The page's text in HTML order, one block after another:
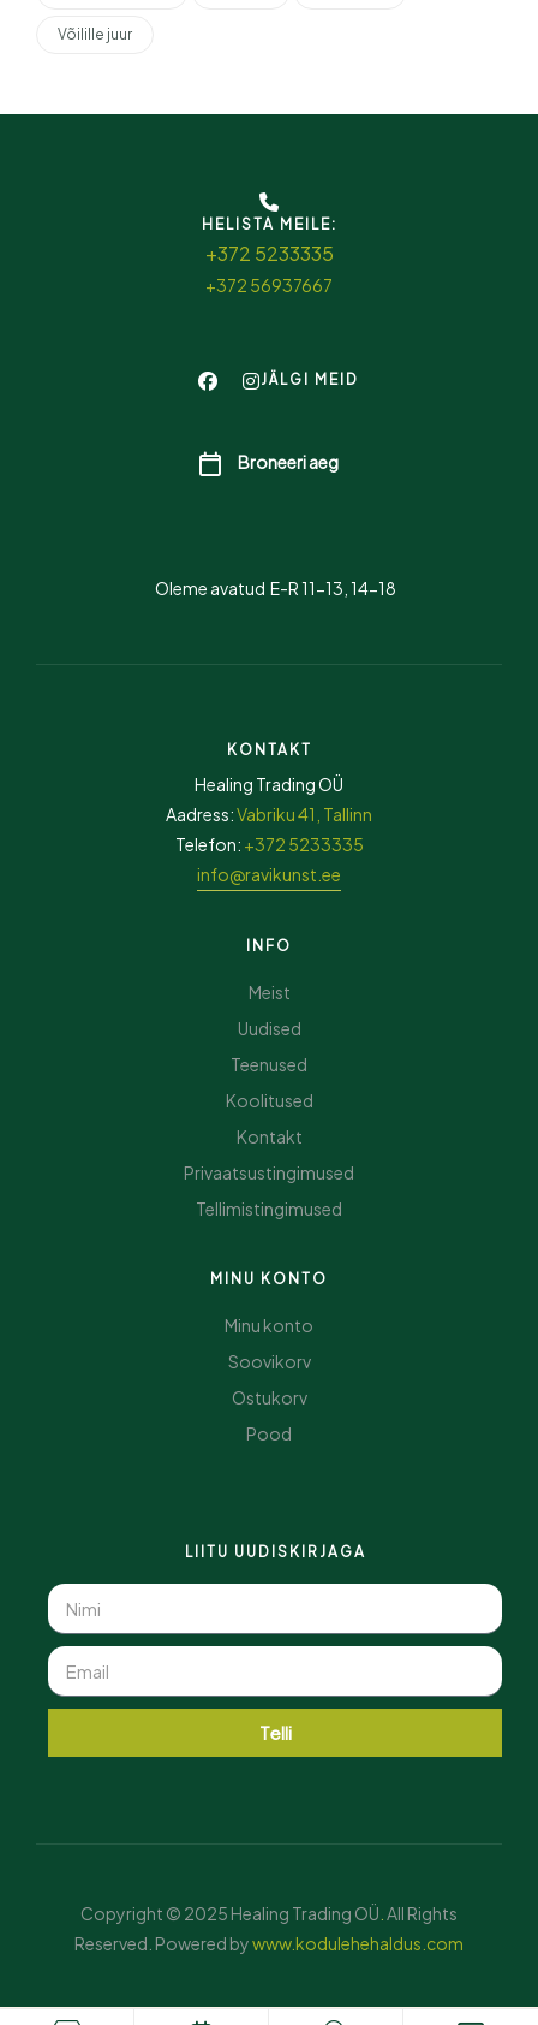
Võilille juur
HELISTA MEILE:
+372 5233335
+372 56937667
JÄLGI MEID
Broneeri aeg
Oleme avatud E-R 11-13, 14-18
KONTAKT
Healing Trading OÜ
Aadress:Vabriku 41, Tallinn
Telefon: +372 5233335
info@ravikunst.ee
INFO
Meist
Uudised
Teenused
Koolitused
Kontakt
Privaatsustingimused
Tellimistingimused
MINU KONTO
Minu konto
Soovikorv
Ostukorv
Pood
LIITU UUDISKIRJAGA
Telli
Copyright © 2025 Healing Trading OÜ All Rights
Reserved. Powered bywww.kodulehehaldus.com